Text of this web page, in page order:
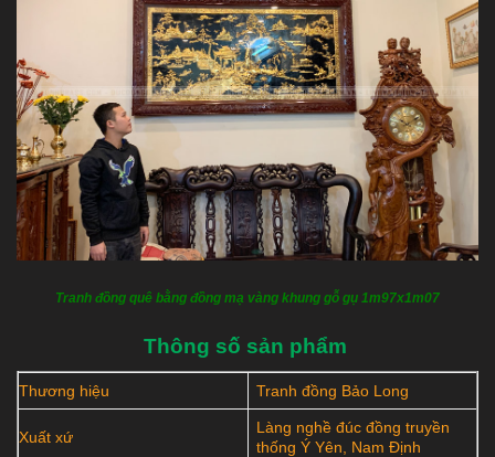
Tranh đồng quê bằng đồng mạ vàng khung gỗ gụ 1m97x1m07
Thông số sản phẩm
Thương hiệu Tranh đồng Bảo Long
Xuất xứ
Làng nghề đúc đồng truyền
thống Ý Yên, Nam Định